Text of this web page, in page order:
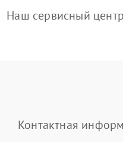
Наш сервисный
Контактная